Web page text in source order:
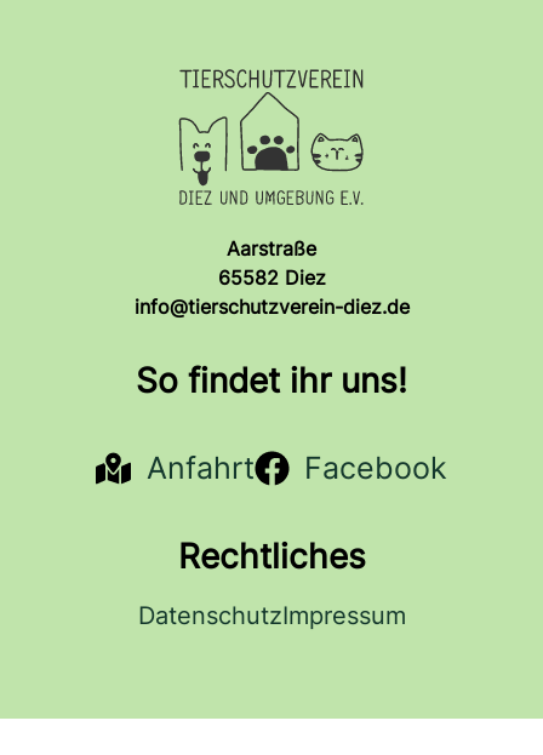
Aarstraße
65582 Diez
info@tierschutzverein-diez.de
So findet ihr uns!
Anfahrt Facebook
Rechtliches
DatenschutzImpressum